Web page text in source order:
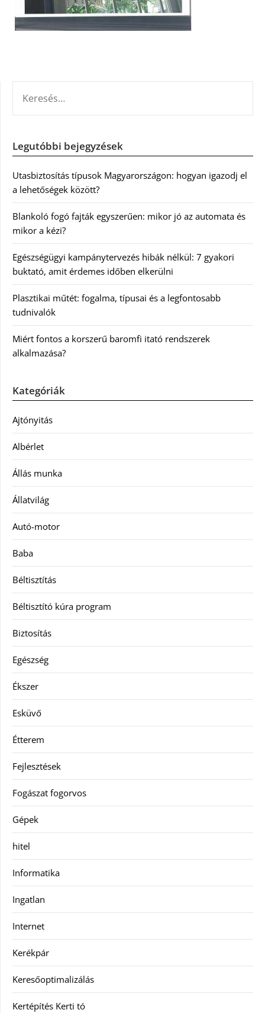
Legutóbbi bejegyzések
Utasbiztosítás típusok Magyarországon: hogyan igazodj el
a lehetőségek között?
Blankoló fogó fajták egyszerűen: mikor jó az automata és
mikor a kézi?
Egészségügyi kampánytervezés hibák nélkül: 7 gyakori
buktató, amit érdemes időben elkerülni
Plasztikai műtét: fogalma, típusai és a legfontosabb
tudnivalók
Miért fontos a korszerű baromfi itató rendszerek
alkalmazása?
Kategóriák
Ajtónyitás
Albérlet
Állás munka
Állatvilág
Autó-motor
Baba
Béltisztítás
Béltisztító kúra program
Biztosítás
Egészség
Ékszer
Esküvő
Étterem
Fejlesztések
Fogászat fogorvos
Gépek
hitel
Informatika
Ingatlan
Internet
Kerékpár
Keresőoptimalizálás
Kertépítés Kerti tó